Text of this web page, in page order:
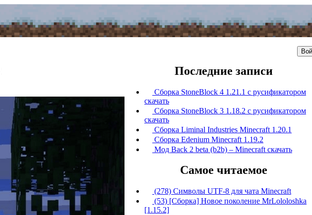
Последние записи
Сборка StoneBlock 4 1.21.1 с русификатором
скачать
Сборка StoneBlock 3 1.18.2 с русификатором
скачать
Сборка Liminal Industries Minecraft 1.20.1
Сборка Edenium Minecraft 1.19.2
Мод Back 2 beta (b2b) – Minecraft скачать
Самое читаемое
(278) Символы UTF-8 для чата Minecraft
(53) [Сборка] Новое поколение MrLololoshka
[1.15.2]